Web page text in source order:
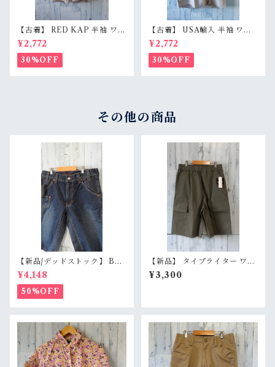
【古着】 RED KAP 半袖 ワー
クシャツ M〜L相当（身幅55c
m） 刺しゅう入り 企業ロゴ レ
ッドキャップ アジ感有 RankC
¥2,772
30%OFF
【古着】 USA輸入 半袖 ワー
クシャツ L（身幅59.5cm）
ベージュグレー スナップボタ
ン 薄手 アメカジ RankB
¥2,772
30%OFF
その他の商品
【新品/デッドストック】 BL
UE WAY ブルーウェイ 日本製
デニムショートパンツ S/M/L
（M1431-50） 膝下丈 職人加
工 アメカジ RankS
¥4,148
50%OFF
【新品】 タイプライター ワイ
ド カーゴショーツ M/L/LL セ
ージグリーン イージーパンツ
¥3,300